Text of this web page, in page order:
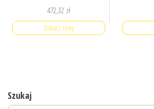
472,32 zł
Zobacz cenę
Szukaj